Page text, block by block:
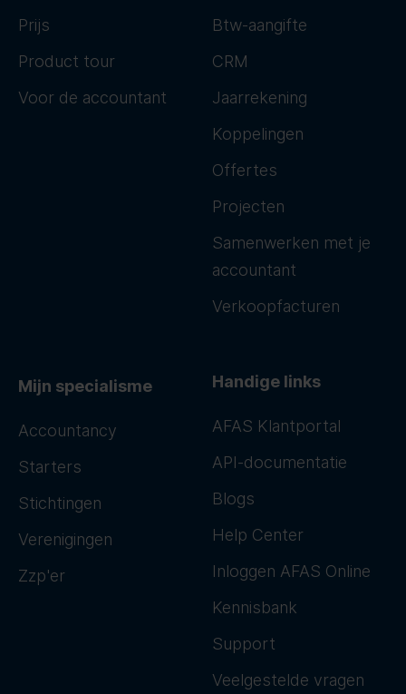
Prijs
Product tour
Voor de accountant
Btw-aangifte
CRM
Jaarrekening
Koppelingen
Offertes
Projecten
Samenwerken met je
accountant
Verkoopfacturen
Mijn specialisme
Accountancy
Starters
Stichtingen
Verenigingen
Zzp'er
Handige links
AFAS Klantportal
API-documentatie
Blogs
Help Center
Inloggen AFAS Online
Kennisbank
Support
Veelgestelde vragen